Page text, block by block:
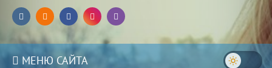
МЕНЮ САЙТА